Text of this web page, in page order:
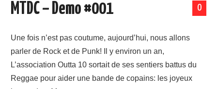
LINKS
0
MTDC – Demo #001
Une fois n’est pas coutume, aujourd’hui, nous allons
parler de Rock et de Punk! Il y environ un an,
L’association Outta 10 sortait de ses sentiers battus du
Reggae pour aider une bande de copains: les joyeux